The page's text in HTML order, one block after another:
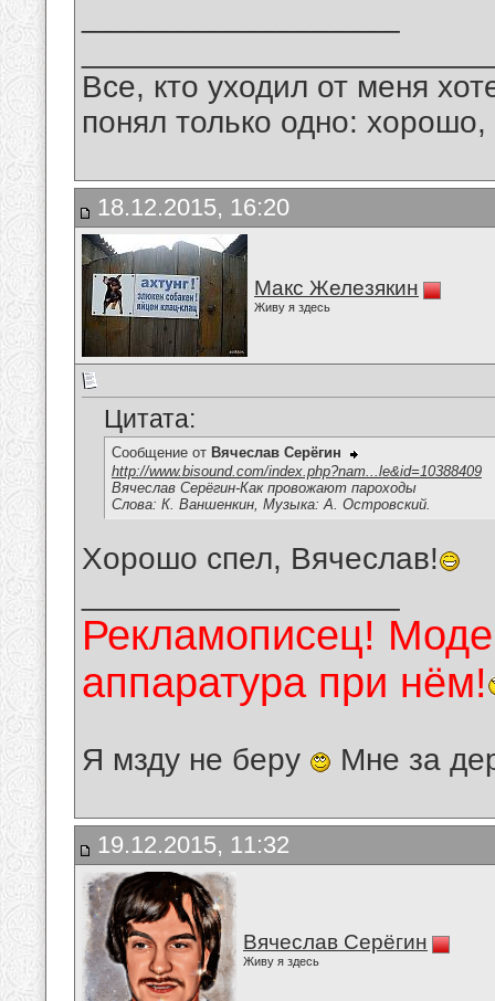
Все, кто уходил от меня
понял только одно:
18.12.2015, 16:20
Макс Железякин
Живу я здесь
Цитата:
Сообщение от Вячеслав Серёгин
http://www.bisound.com/index.php?nam...le&id=10388409
Вячеслав Серёгин-Как провожают пароходы
Слова: К. Ваншенкин, Музыка: А. Островский.
Хорошо спел, Вячеслав!
Рекламописец!
аппаратура при нём!
Я мзду не беру Мне за
19.12.2015, 11:32
Вячеслав Серёгин
Живу я здесь